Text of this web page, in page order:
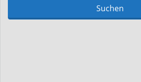
Suchen